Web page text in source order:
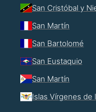
San Cristóbal y
San Martín
San Bartolomé
San Eustaquio
San Martín
Islas Vírgenes de